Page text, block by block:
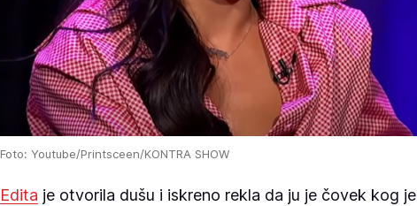
Foto: Youtube/Printsceen/KONTRA SHOW
Edita je otvorila dušu i iskreno rekla da ju je čovek kog je